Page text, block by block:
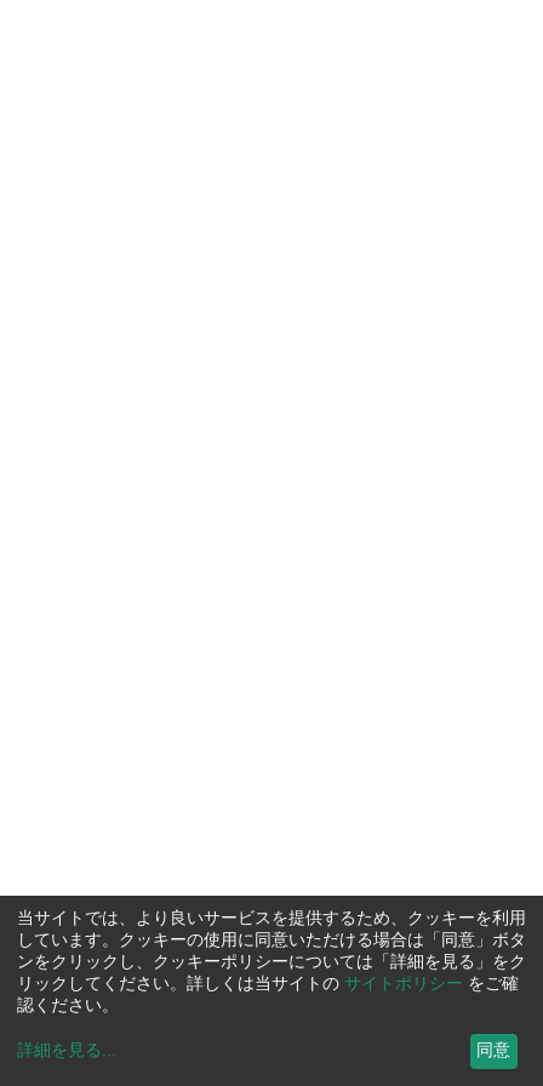
当サイトでは、より良いサービスを提供するため、クッキーを利用
しています。クッキーの使用に同意いただける場合は「同意」ボタ
ンをクリックし、クッキーポリシーについては「詳細を見る」をク
リックしてください。詳しくは当サイトの サイトポリシー をご確
認ください。
詳細を見る ... 同意